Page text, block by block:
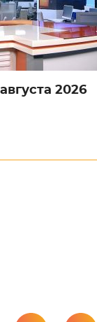
2026